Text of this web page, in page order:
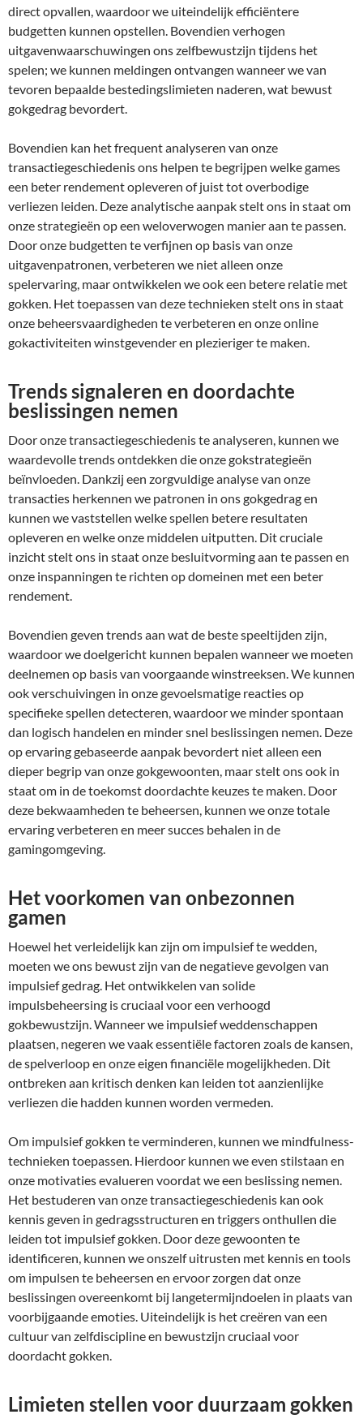
direct opvallen, waardoor we uiteindelijk efficiëntere
budgetten kunnen opstellen. Bovendien verhogen
uitgavenwaarschuwingen ons zelfbewustzijn tijdens het
spelen; we kunnen meldingen ontvangen wanneer we van
tevoren bepaalde bestedingslimieten naderen, wat bewust
gokgedrag bevordert.
Bovendien kan het frequent analyseren van onze
transactiegeschiedenis ons helpen te begrijpen welke games
een beter rendement opleveren of juist tot overbodige
verliezen leiden. Deze analytische aanpak stelt ons in staat om
onze strategieën op een weloverwogen manier aan te passen.
Door onze budgetten te verfijnen op basis van onze
uitgavenpatronen, verbeteren we niet alleen onze
spelervaring, maar ontwikkelen we ook een betere relatie met
gokken. Het toepassen van deze technieken stelt ons in staat
onze beheersvaardigheden te verbeteren en onze online
gokactiviteiten winstgevender en plezieriger te maken.
Trends signaleren en doordachte
beslissingen nemen
Door onze transactiegeschiedenis te analyseren, kunnen we
waardevolle trends ontdekken die onze gokstrategieën
beïnvloeden. Dankzij een zorgvuldige analyse van onze
transacties herkennen we patronen in ons gokgedrag en
kunnen we vaststellen welke spellen betere resultaten
opleveren en welke onze middelen uitputten. Dit cruciale
inzicht stelt ons in staat onze besluitvorming aan te passen en
onze inspanningen te richten op domeinen met een beter
rendement.
Bovendien geven trends aan wat de beste speeltijden zijn,
waardoor we doelgericht kunnen bepalen wanneer we moeten
deelnemen op basis van voorgaande winstreeksen. We kunnen
ook verschuivingen in onze gevoelsmatige reacties op
specifieke spellen detecteren, waardoor we minder spontaan
dan logisch handelen en minder snel beslissingen nemen. Deze
op ervaring gebaseerde aanpak bevordert niet alleen een
dieper begrip van onze gokgewoonten, maar stelt ons ook in
staat om in de toekomst doordachte keuzes te maken. Door
deze bekwaamheden te beheersen, kunnen we onze totale
ervaring verbeteren en meer succes behalen in de
gamingomgeving.
Het voorkomen van onbezonnen
gamen
Hoewel het verleidelijk kan zijn om impulsief te wedden,
moeten we ons bewust zijn van de negatieve gevolgen van
impulsief gedrag. Het ontwikkelen van solide
impulsbeheersing is cruciaal voor een verhoogd
gokbewustzijn. Wanneer we impulsief weddenschappen
plaatsen, negeren we vaak essentiële factoren zoals de kansen,
de spelverloop en onze eigen financiële mogelijkheden. Dit
ontbreken aan kritisch denken kan leiden tot aanzienlijke
verliezen die hadden kunnen worden vermeden.
Om impulsief gokken te verminderen, kunnen we mindfulness-
technieken toepassen. Hierdoor kunnen we even stilstaan en
onze motivaties evalueren voordat we een beslissing nemen.
Het bestuderen van onze transactiegeschiedenis kan ook
kennis geven in gedragsstructuren en triggers onthullen die
leiden tot impulsief gokken. Door deze gewoonten te
identificeren, kunnen we onszelf uitrusten met kennis en tools
om impulsen te beheersen en ervoor zorgen dat onze
beslissingen overeenkomt bij langetermijndoelen in plaats van
voorbijgaande emoties. Uiteindelijk is het creëren van een
cultuur van zelfdiscipline en bewustzijn cruciaal voor
doordacht gokken.
Limieten stellen voor duurzaam gokken